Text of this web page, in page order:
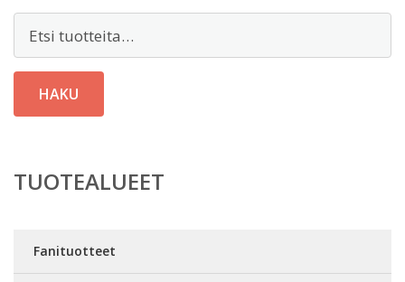
HAKU
TUOTEALUEET
Fanituotteet